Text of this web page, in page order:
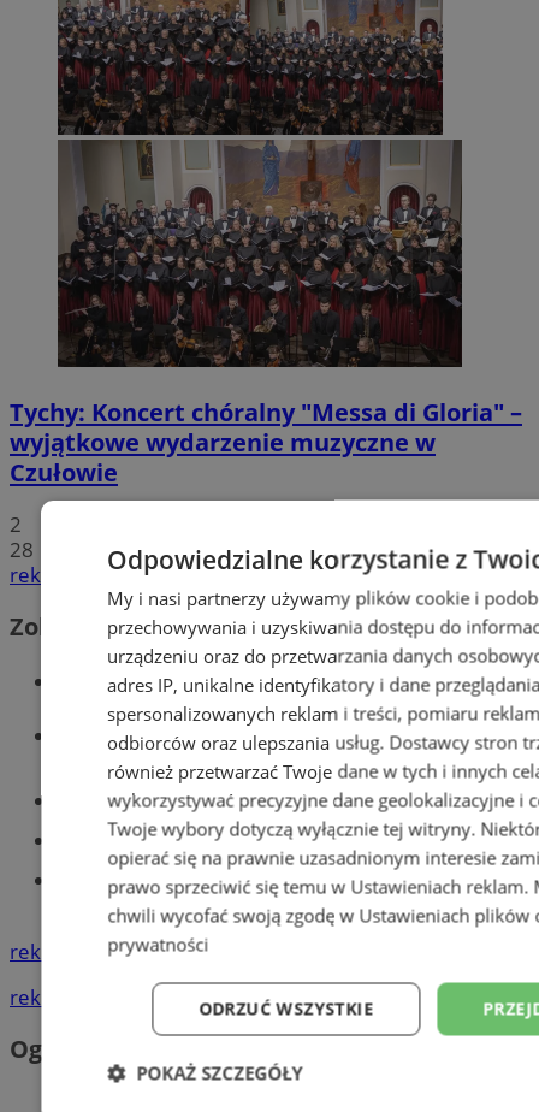
Tychy: Koncert chóralny "Messa di Gloria" –
wyjątkowe wydarzenie muzyczne w
Czułowie
2
28
reklama
Zobacz również
Wiadomości kryminalne w Tychach
Wiadomości lokalne
Części samochodowe do -70%!
Tworzenie stron www - Tychy
Znajdź pracę - codziennie nowe
ogłoszenia
reklama
reklama
Ogłoszenia
Odpowiedzialne korzystanie z
My i nasi partnerzy używamy plików cookie i
przechowywania i uzyskiwania dostępu do
urządzeniu oraz do przetwarzania danych
adres IP, unikalne identyfikatory i dane
spersonalizowanych reklam i treści, pomiaru
odbiorców oraz ulepszania usług. Dostawcy stron
również przetwarzać Twoje dane w tych i innych
wykorzystywać precyzyjne dane geolokalizacyjne i
Twoje wybory dotyczą wyłącznie tej witryny.
opierać się na prawnie uzasadnionym interesie
prawo sprzeciwić się temu w Ustawieniach reklam.
chwili wycofać swoją zgodę w Ustawieniach plików
prywatności
ODRZUĆ WSZYSTKIE
POKAŻ SZCZEGÓŁY